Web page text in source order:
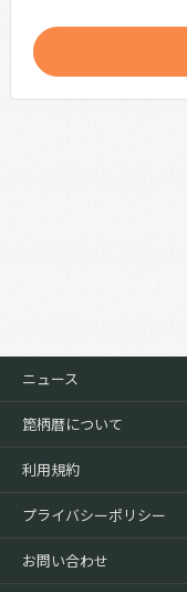
ニュース
箆柄暦について
利用規約
プライバシーポリシー
お問い合わせ